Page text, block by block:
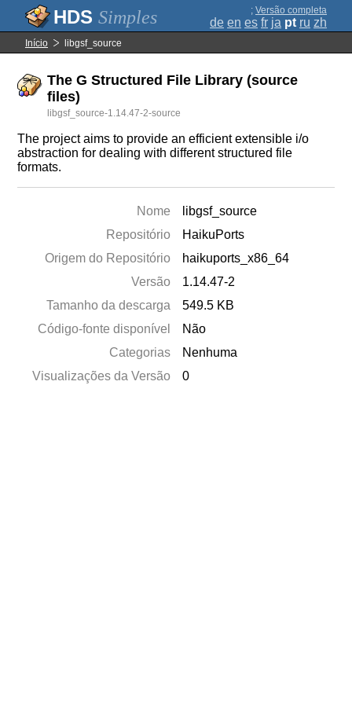
Simples ; Versão completa
de en es fr ja pt ru zh
Início libgsf_source
The G Structured File Library (source
files)
libgsf_source-1.14.47-2-source
The project aims to provide an efficient extensible i/o
abstraction for dealing with different structured file
formats.
Nome
libgsf_source
Repositório
HaikuPorts
Origem do Repositório
haikuports_x86_64
Versão
1.14.47-2
Tamanho da descarga
549.5 KB
Código-fonte disponível
Não
Categorias
Nenhuma
Visualizações da Versão
0